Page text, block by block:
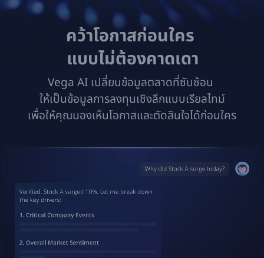
คว้าโอกาสก่อนใคร
แบบไม่ต้องคาดเดา
Vega AI เปลี่ยนข้อมูลตลาดที่ซับซ้อน
ให้เป็นข้อมูลการลงทุนเชิงลึกแบบเรียลไทม์
เพื่อให้คุณมองเห็นโอกาสและตัดสินใจได้ก่อนใคร